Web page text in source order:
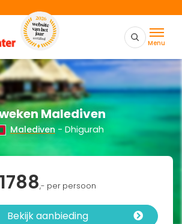
Menu
Malediven
Malediven - Dhigurah
1788,- per persoon
Bekijk aanbieding